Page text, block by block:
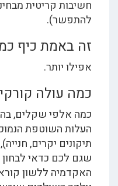
קריטית מבחינת
כיף כמו שזה
קורקינט
שקלים, בהתאם לדגם
הנמוכה במיוחד
יקרים, חנייה), מקבלים
כדאי לבחון את
ללשון קוראת לכלי